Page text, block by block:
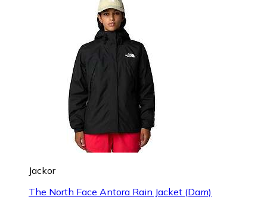
Jackor
The North Face Antora Rain Jacket (Dam)